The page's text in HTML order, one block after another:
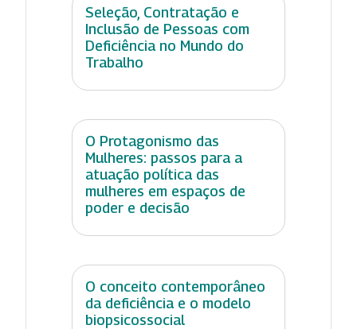
Seleção, Contratação e
Inclusão de Pessoas com
Deficiência no Mundo do
Trabalho
O Protagonismo das
Mulheres: passos para a
atuação política das
mulheres em espaços de
poder e decisão
O conceito contemporâneo
da deficiência e o modelo
biopsicossocial